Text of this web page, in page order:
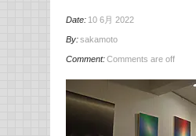
Date: 10 6月 2022
By:sakamoto
Comment:Comments are off